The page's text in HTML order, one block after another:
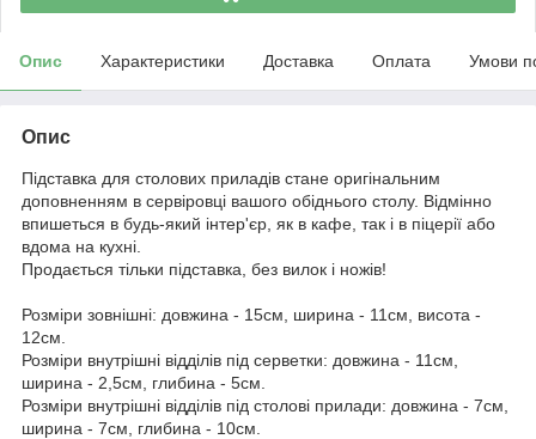
Опис Характеристики Доставка Оплата Умови
Опис
Підставка для столових приладів стане оригінальним
доповненням в сервіровці вашого обіднього столу. Відмінно
впишеться в будь-який інтер'єр, як в кафе, так і в піцерії або
вдома на кухні.
Продається тільки підставка, без вилок і ножів!
Розміри зовнішні: довжина - 15см, ширина - 11см, висота -
12см.
Розміри внутрішні відділів під серветки: довжина - 11см,
ширина - 2,5см, глибина - 5см.
Розміри внутрішні відділів під столові прилади: довжина - 7см,
ширина - 7см, глибина - 10см.